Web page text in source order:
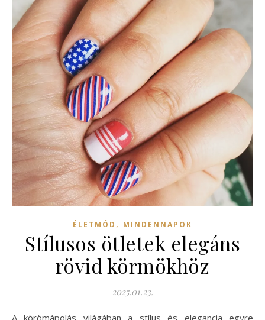
ÉLETMÓD , MINDENNAPOK
Stílusos ötletek elegáns
rövid körmökhöz
2025.01.23.
A körömápolás világában a stílus és elegancia egyre